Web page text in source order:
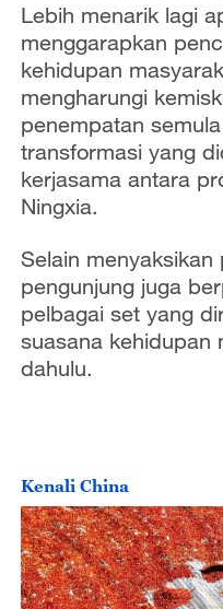
Lebih menarik lagi
menggarapkan
kehidupan
mengharungi
penempatan
transformasi yang
kerjasama antara
Ningxia.
Selain menyaksikan
pengunjung juga
pelbagai set yang
suasana kehidupan
dahulu.
Kenali China